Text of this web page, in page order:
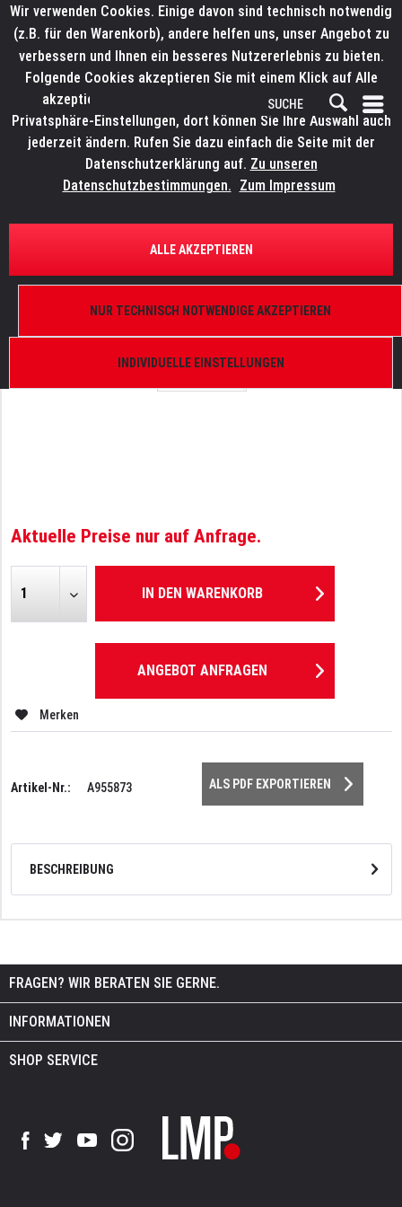
ÜBERSICHT ERSATZTEILE
LITECRAFT BeamX.7 IP
Aktuelle Preise nur auf Anfrage.
IN DEN WARENKORB
ANGEBOT ANFRAGEN
Merken
Artikel-Nr.: A955873 ALS PDF EXPORTIEREN
BESCHREIBUNG
FRAGEN? WIR BERATEN SIE GERNE.
INFORMATIONEN
SHOP SERVICE
Wir verwenden Cookies. Einige davon sind technisch notwendig
(z.B. für den Warenkorb), andere helfen uns, unser Angebot zu
verbessern und Ihnen ein besseres Nutzererlebnis zu bieten.
Folgende Cookies akzeptieren Sie mit einem Klick auf Alle
akzeptieren. Weitere Informationen finden Sie in den
Privatsphäre-Einstellungen, dort können Sie Ihre Auswahl auch
jederzeit ändern. Rufen Sie dazu einfach die Seite mit der
Datenschutzerklärung auf. Zu unseren
Datenschutzbestimmungen. Zum Impressum
INDIVIDUELLE EINSTELLUNGEN
NUR TECHNISCH NOTWENDIGE AKZEPTIEREN
ALLE AKZEPTIEREN